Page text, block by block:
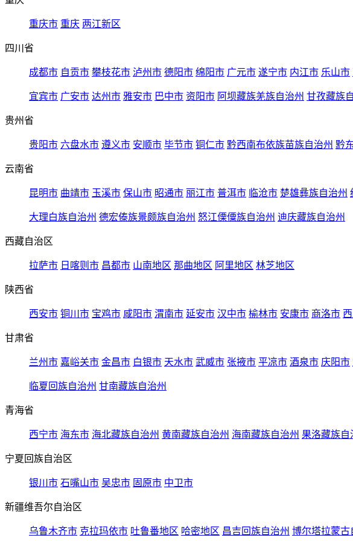
重庆市 重庆 两江新区
四川省
成都市 自贡市 攀枝花市 泸州市 德阳市 绵阳市 广元市 遂宁市 内江市 乐山市
宜宾市 广安市 达州市 雅安市 巴中市 资阳市 阿坝藏族羌族自治州 甘孜藏族
贵州省
贵阳市 六盘水市 遵义市 安顺市 毕节市 铜仁市 黔西南布依族苗族自治州 黔
云南省
昆明市 曲靖市 玉溪市 保山市 昭通市 丽江市 普洱市 临沧市 楚雄彝族自治州
大理白族自治州 德宏傣族景颇族自治州 怒江傈僳族自治州 迪庆藏族自治州
西藏自治区
拉萨市 日喀则市 昌都市 山南地区 那曲地区 阿里地区 林芝地区
陕西省
西安市 铜川市 宝鸡市 咸阳市 渭南市 延安市 汉中市 榆林市 安康市 商洛市
甘肃省
兰州市 嘉峪关市 金昌市 白银市 天水市 武威市 张掖市 平凉市 酒泉市 庆阳市
临夏回族自治州 甘南藏族自治州
青海省
西宁市 海东市 海北藏族自治州 黄南藏族自治州 海南藏族自治州 果洛藏族自
宁夏回族自治区
银川市 石嘴山市 吴忠市 固原市 中卫市
新疆维吾尔自治区
乌鲁木齐市 克拉玛依市 吐鲁番地区 哈密地区 昌吉回族自治州 博尔塔拉蒙古